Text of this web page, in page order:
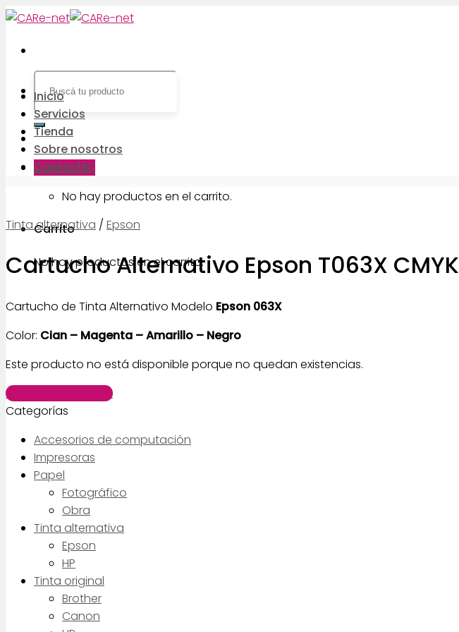
Skip
content
Buscar
por:
Carrito /$0
No hay productos en el carrito.
Carrito
No hay productos en el carrito.
Inicio
Servicios
Tienda
Sobre nosotros
Contacto
Tinta alternativa / Epson
Cartucho Alternativo Epson T063X CMYK
Cartucho de Tinta Alternativo Modelo Epson 063X
Color: Cian – Magenta – Amarillo – Negro
Este producto no está disponible porque no quedan existencias.
Seguir comprando
Categorías
Accesorios de computación
Impresoras
Papel
Fotográfico
Obra
Tinta alternativa
Epson
HP
Tinta original
Brother
Canon